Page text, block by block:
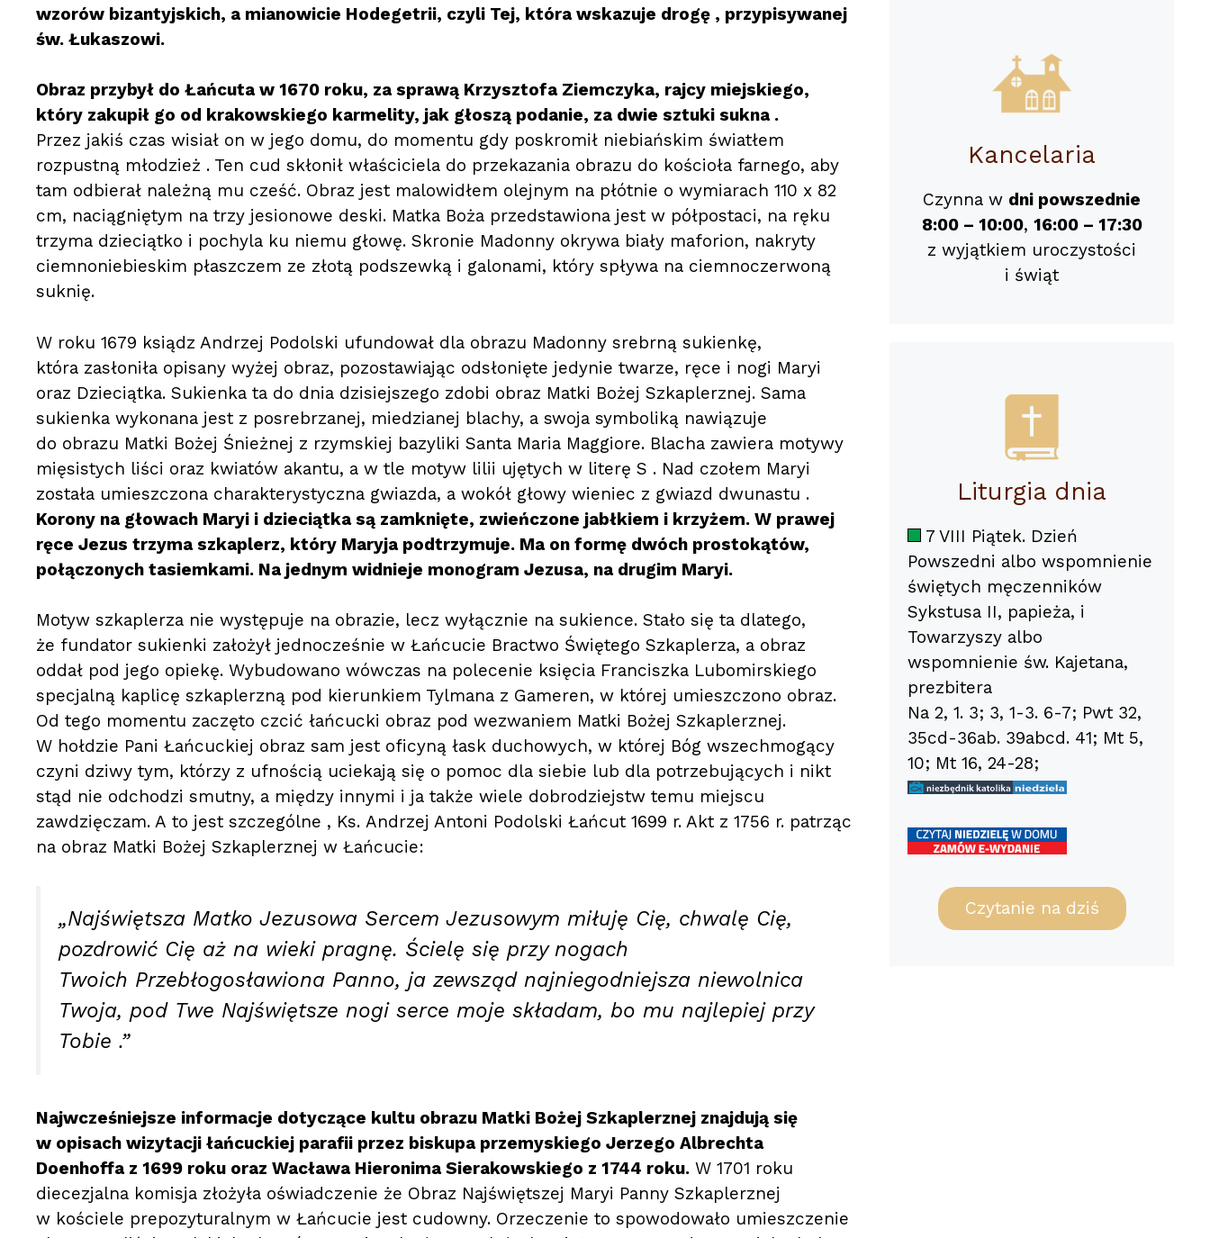
wzorów bizantyjskich, a mianowicie Hodegetrii, czyli Tej, która wskazuje drogę , przypisywanej
św. Łukaszowi.
Obraz przybył do Łańcuta w 1670 roku, za sprawą Krzysztofa Ziemczyka, rajcy miejskiego,
który zakupił go od krakowskiego karmelity, jak głoszą podanie, za dwie sztuki sukna .
Przez jakiś czas wisiał on w jego domu, do momentu gdy poskromił niebiańskim światłem
rozpustną młodzież . Ten cud skłonił właściciela do przekazania obrazu do kościoła farnego, aby
tam odbierał należną mu cześć. Obraz jest malowidłem olejnym na płótnie o wymiarach 110 x 82
cm, naciągniętym na trzy jesionowe deski. Matka Boża przedstawiona jest w półpostaci, na ręku
trzyma dzieciątko i pochyla ku niemu głowę. Skronie Madonny okrywa biały maforion, nakryty
ciemnoniebieskim płaszczem ze złotą podszewką i galonami, który spływa na ciemnoczerwoną
suknię.
W roku 1679 ksiądz Andrzej Podolski ufundował dla obrazu Madonny srebrną sukienkę,
która zasłoniła opisany wyżej obraz, pozostawiając odsłonięte jedynie twarze, ręce i nogi Maryi
oraz Dzieciątka. Sukienka ta do dnia dzisiejszego zdobi obraz Matki Bożej Szkaplerznej. Sama
sukienka wykonana jest z posrebrzanej, miedzianej blachy, a swoja symboliką nawiązuje
do obrazu Matki Bożej Śnieżnej z rzymskiej bazyliki Santa Maria Maggiore. Blacha zawiera motywy
mięsistych liści oraz kwiatów akantu, a w tle motyw lilii ujętych w literę S . Nad czołem Maryi
została umieszczona charakterystyczna gwiazda, a wokół głowy wieniec z gwiazd dwunastu .
Korony na głowach Maryi i dzieciątka są zamknięte, zwieńczone jabłkiem i krzyżem. W prawej
ręce Jezus trzyma szkaplerz, który Maryja podtrzymuje. Ma on formę dwóch prostokątów,
połączonych tasiemkami. Na jednym widnieje monogram Jezusa, na drugim Maryi.
Motyw szkaplerza nie występuje na obrazie, lecz wyłącznie na sukience. Stało się ta dlatego,
że fundator sukienki założył jednocześnie w Łańcucie Bractwo Świętego Szkaplerza, a obraz
oddał pod jego opiekę. Wybudowano wówczas na polecenie księcia Franciszka Lubomirskiego
specjalną kaplicę szkaplerzną pod kierunkiem Tylmana z Gameren, w której umieszczono obraz.
Od tego momentu zaczęto czcić łańcucki obraz pod wezwaniem Matki Bożej Szkaplerznej.
W hołdzie Pani Łańcuckiej obraz sam jest oficyną łask duchowych, w której Bóg wszechmogący
czyni dziwy tym, którzy z ufnością uciekają się o pomoc dla siebie lub dla potrzebujących i nikt
stąd nie odchodzi smutny, a między innymi i ja także wiele dobrodziejstw temu miejscu
zawdzięczam. A to jest szczególne , Ks. Andrzej Antoni Podolski Łańcut 1699 r. Akt z 1756 r. patrząc
na obraz Matki Bożej Szkaplerznej w Łańcucie:
„Najświętsza Matko Jezusowa Sercem Jezusowym miłuję Cię, chwalę Cię,
pozdrowić Cię aż na wieki pragnę. Ścielę się przy nogach
Twoich Przebłogosławiona Panno, ja zewsząd najniegodniejsza niewolnica
Twoja, pod Twe Najświętsze nogi serce moje składam, bo mu najlepiej przy
Tobie .”
Najwcześniejsze informacje dotyczące kultu obrazu Matki Bożej Szkaplerznej znajdują się
w opisach wizytacji łańcuckiej parafii przez biskupa przemyskiego Jerzego Albrechta
Doenhoffa z 1699 roku oraz Wacława Hieronima Sierakowskiego z 1744 roku. W 1701 roku
diecezjalna komisja złożyła oświadczenie że Obraz Najświętszej Maryi Panny Szkaplerznej
w kościele prepozyturalnym w Łańcucie jest cudowny. Orzeczenie to spowodowało umieszczenie
Kancelaria
Czynna w dni powszednie
8:00 – 10:00, 16:00 – 17:30
z wyjątkiem uroczystości
i świąt
Liturgia dnia
7 VIII Piątek. Dzień
Powszedni albo wspomnienie
świętych męczenników
Sykstusa II, papieża, i
Towarzyszy albo
wspomnienie św. Kajetana,
prezbitera
Na 2, 1. 3; 3, 1-3. 6-7; Pwt 32,
35cd-36ab. 39abcd. 41; Mt 5,
10; Mt 16, 24-28;
Czytanie na dziś